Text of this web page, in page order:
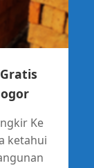
Ke
ketahui